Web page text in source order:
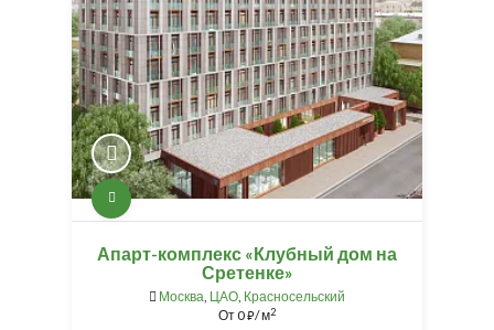
Апарт-комплекс «Клубный дом на
Сретенке»
Москва, ЦАО, Красносельский
От0⃏/ м2